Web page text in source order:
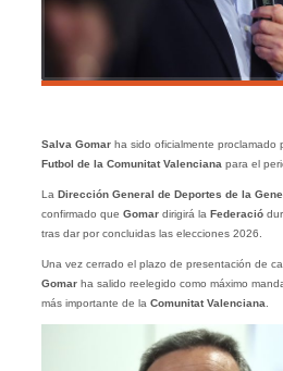
Salva Gomarha sido oficialmente proclamado
Futbol de la Comunitat Valenciana para el
La Dirección General de Deportes de la
confirmado que Gomardirigirá la Federació
tras dar por concluidas las elecciones 2026.
Una vez cerrado el plazo de presentación de
Gomarha salido reelegido como máximo
más importante de la Comunitat Valenciana